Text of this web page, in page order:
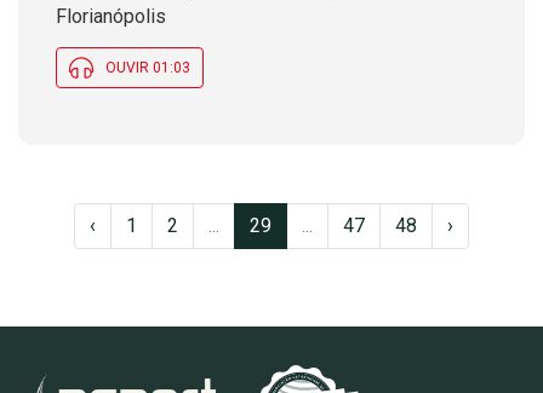
Florianópolis
OUVIR 01:03
‹ 1 2 ... 29 ... 47 48 ›